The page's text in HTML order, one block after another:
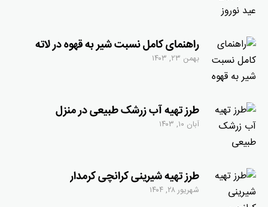
راهنمای کامل نسبت شیر به قهوه در لاته
بهمن ۲۳, ۱۴۰۳
طرز تهیه آب زرشک طبیعی در منزل
آبان ۱۰, ۱۴۰۳
طرز تهیه شیرینی کرانچی کرمدار
شهریور ۲۸, ۱۴۰۴